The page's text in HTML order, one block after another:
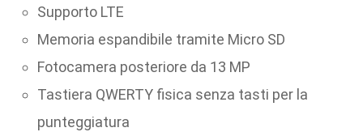
Supporto LTE
Memoria espandibile tramite Micro SD
Fotocamera posteriore da 13 MP
Tastiera QWERTY fisica senza tasti per la
punteggiatura